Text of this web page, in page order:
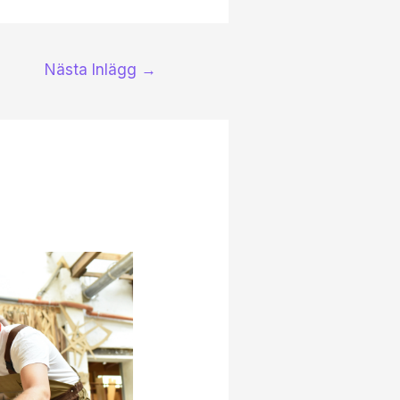
Nästa Inlägg →